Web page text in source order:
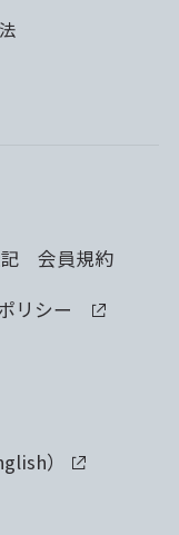
会員規約
リシー
）